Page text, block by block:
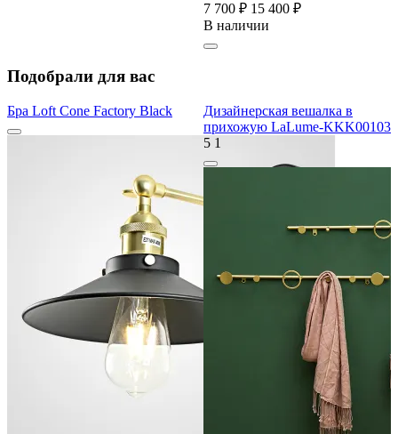
7 700 ₽ 15 400 ₽
В наличии
Подобрали для вас
Бра Loft Cone Factory Black
Дизайнерская вешалка в
прихожую LaLume-KKK00103
5 1